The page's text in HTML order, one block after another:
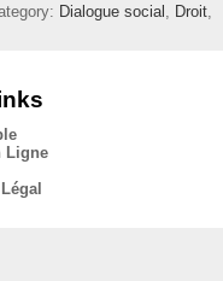
Dialogue social Droit
Ligne